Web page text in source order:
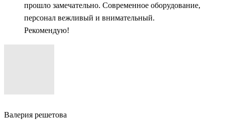
прошло замечательно. Современное оборудование,
персонал вежливый и внимательный.
Рекомендую!
Валерия решетова